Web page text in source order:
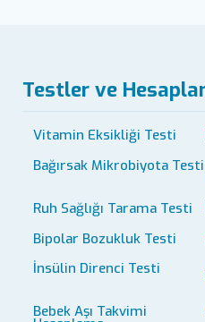
Testler ve
Vitamin Eksikliği Testi
Bağırsak Mikrobiyota Testi
Ruh Sağlığı Tarama Testi
Bipolar Bozukluk Testi
İnsülin Direnci Testi
Bebek Aşı Takvimi